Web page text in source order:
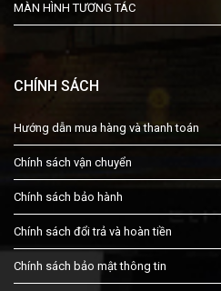
MÀN HÌNH TƯƠNG TÁC
CHÍNH SÁCH
Hướng dẫn mua hàng và thanh toán
Chính sách vận chuyển
Chính sách bảo hành
Chính sách đổi trả và hoàn tiền
Chính sách bảo mật thông tin